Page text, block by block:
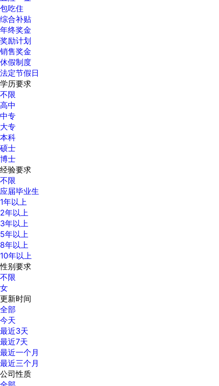
包吃住
综合补贴
年终奖金
奖励计划
销售奖金
休假制度
法定节假日
学历要求
不限
高中
中专
大专
本科
硕士
博士
经验要求
不限
应届毕业生
1年以上
2年以上
3年以上
5年以上
8年以上
10年以上
性别要求
不限
女
更新时间
全部
今天
最近3天
最近7天
最近一个月
最近三个月
公司性质